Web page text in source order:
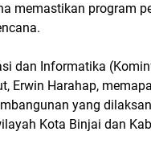
memastikan program
dan Informatika
Erwin Harahap,
yang
Kota Binjai dan